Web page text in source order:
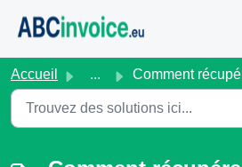
Accueil ... Comment récupérer mes archives